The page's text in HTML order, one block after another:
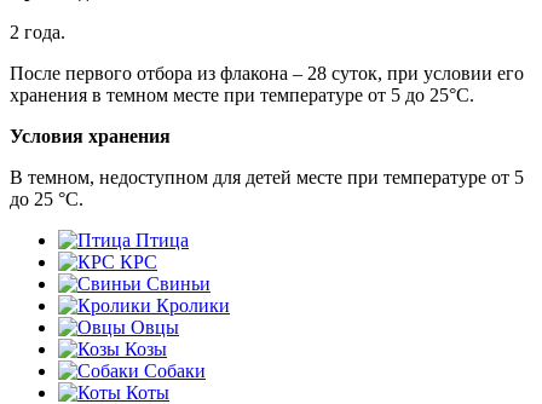
2 года.
После первого отбора из флакона – 28 суток, при условии его
хранения в темном месте при температуре от 5 до 25°С.
Условия хранения
В темном, недоступном для детей месте при температуре от 5
до 25 °С.
Птица
КРС
Свиньи
Кролики
Овцы
Козы
Собаки
Коты